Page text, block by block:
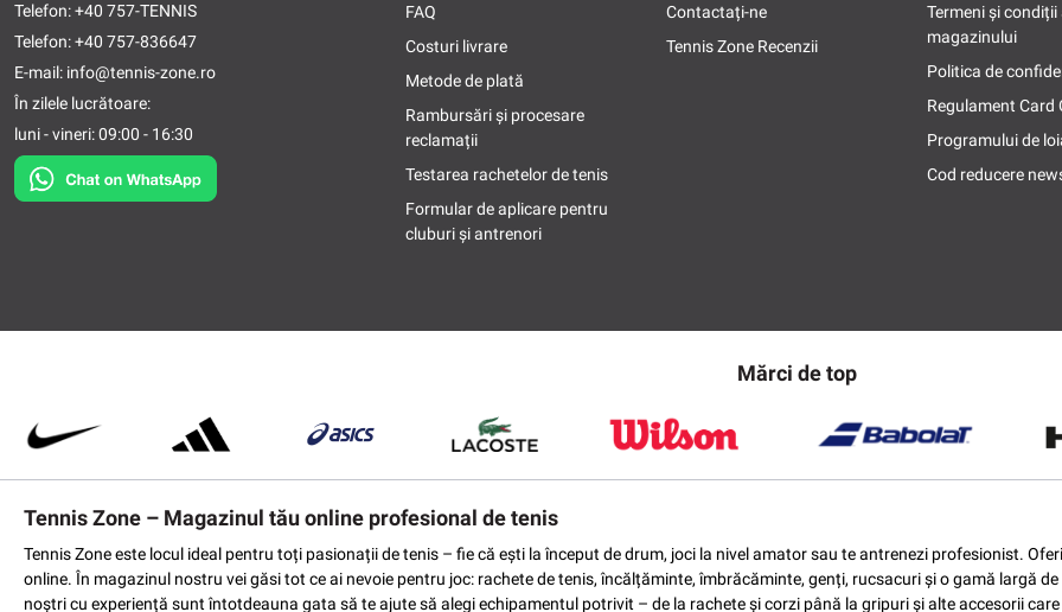
Telefon:+40 757-TENNIS
Telefon:+40 757-836647
E-mail: info@tennis-zone.ro
În zilele lucrătoare:
luni - vineri: 09:00 - 16:30
FAQ
Costuri livrare
Metode de plată
Rambursări și procesare
reclamații
Testarea rachetelor de tenis
Formular de aplicare pentru
cluburi și antrenori
Contactați-ne
Tennis Zone Recenzii
Termeni și condiții
magazinului
Politica de
Regulament Card
Programului de
Cod reducere
Mărci de top
Tennis Zone – Magazinul tău online profesional de tenis
Tennis Zone este locul ideal pentru toți pasionații de tenis – fie că ești la început de drum, joci la nivel amator sau te antrenezi profesionist.
online. În magazinul nostru vei găsi tot ce ai nevoie pentru joc: rachete de tenis, încălțăminte, îmbrăcăminte, genți, rucsacuri și o gamă largă
noștri cu experiență sunt întotdeauna gata să te ajute să alegi echipamentul potrivit – de la rachete și corzi până la gripuri și alte accesorii